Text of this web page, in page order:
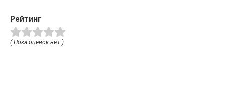
Рейтинг
( Пока оценок нет )